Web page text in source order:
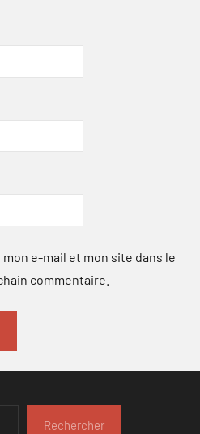
e-mail et mon site dans le
commentaire.
Rechercher